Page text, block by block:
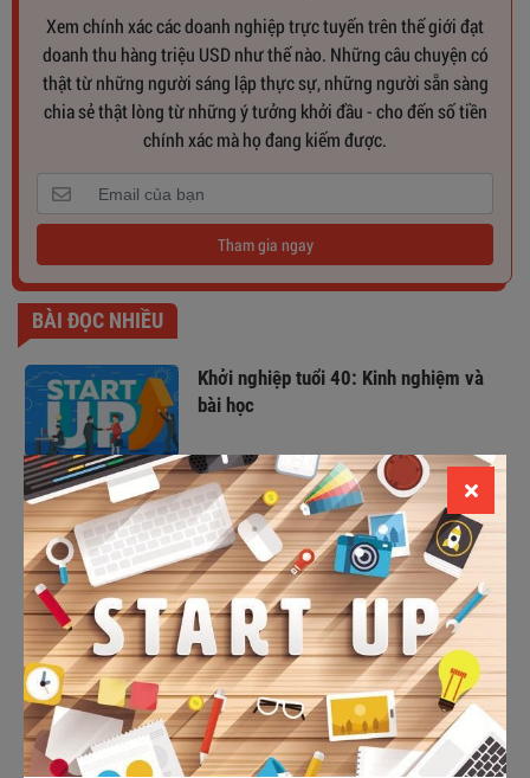
Xem chính xác các doanh nghiệp trực tuyến trên thế giới đạt
doanh thu hàng triệu USD như thế nào. Những câu chuyện có
thật từ những người sáng lập thực sự, những người sẵn sàng
chia sẻ thật lòng từ những ý tưởng khởi đầu - cho đến số tiền
chính xác mà họ đang kiếm được.
Tham gia ngay
BÀI ĐỌC NHIỀU
Khởi nghiệp tuổi 40: Kinh nghiệm và
bài học
TOP 12+ ý tưởng khởi nghiệp cho sinh
viên ÍT VỐN - LÀM LÀ THẮNG
#11 phát ngôn của sếp Hoàng Nam
Tiến giúp bạn VƯỢT QUA NIỀM TIN
GIỚI HẠN
#11 ý tưởng kinh doanh ở Trung Quốc